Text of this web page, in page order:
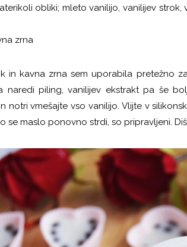
obliki; mleto vanilijo, vanilijev strok,
zrna
in kavna zrna sem uporabila pretežno
naredi piling, vanilijev ekstrakt pa še
notri vmešajte vso vanilijo. Vlijte v
se maslo ponovno strdi, so pripravljeni.